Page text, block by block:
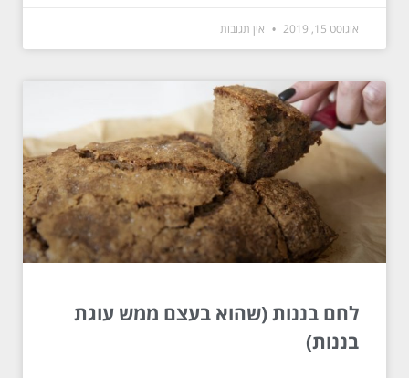
אוגוסט 15, 2019 אין תגובות
לחם בננות (שהוא בעצם ממש עוגת
בננות)